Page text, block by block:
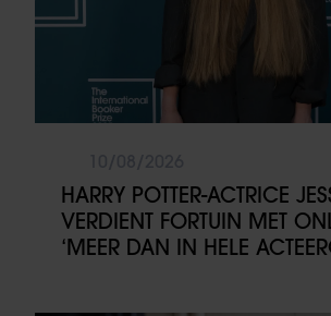
HARRY POTTER-ACTRICE
VERDIENT FORTUIN MET
‘MEER DAN IN HELE